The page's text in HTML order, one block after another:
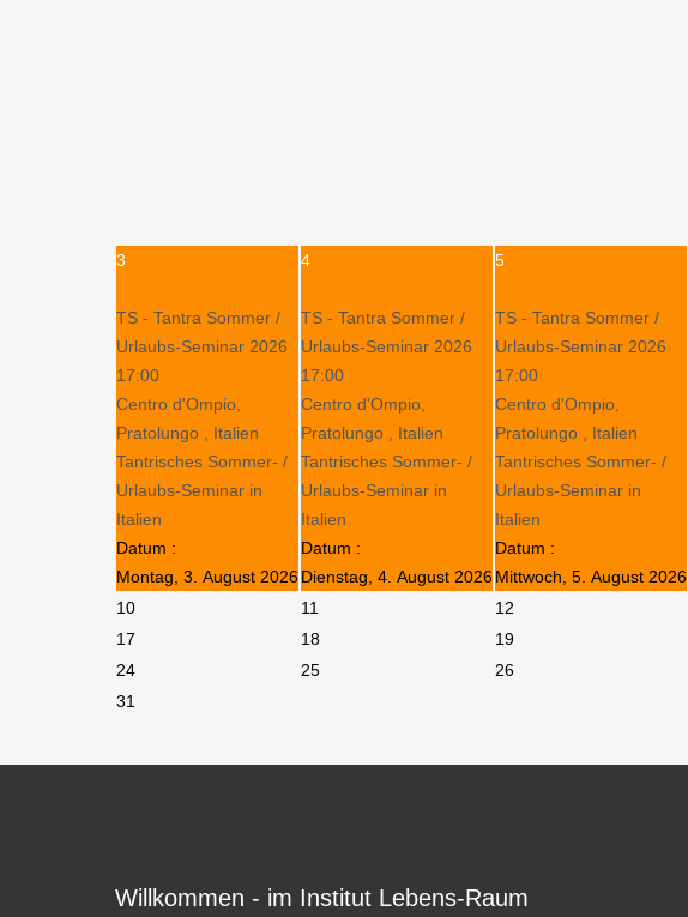
3
TS - Tantra Sommer /
Urlaubs-Seminar 2026
17:00
Centro d'Ompio,
Pratolungo , Italien
Tantrisches Sommer- /
Urlaubs-Seminar in
Italien
Datum :
Montag, 3. August 2026
4
TS - Tantra Sommer /
Urlaubs-Seminar 2026
17:00
Centro d'Ompio,
Pratolungo , Italien
Tantrisches Sommer- /
Urlaubs-Seminar in
Italien
Datum :
Dienstag, 4. August 2026
5
TS - Tantra Sommer /
Urlaubs-Seminar 2026
17:00
Centro d'Ompio,
Pratolungo , Italien
Tantrisches Sommer- /
Urlaubs-Seminar in
Italien
Datum :
Mittwoch, 5. August 2026
10
11 12
17
18 19
24
25 26
31
Willkommen - im Institut Lebens-Raum